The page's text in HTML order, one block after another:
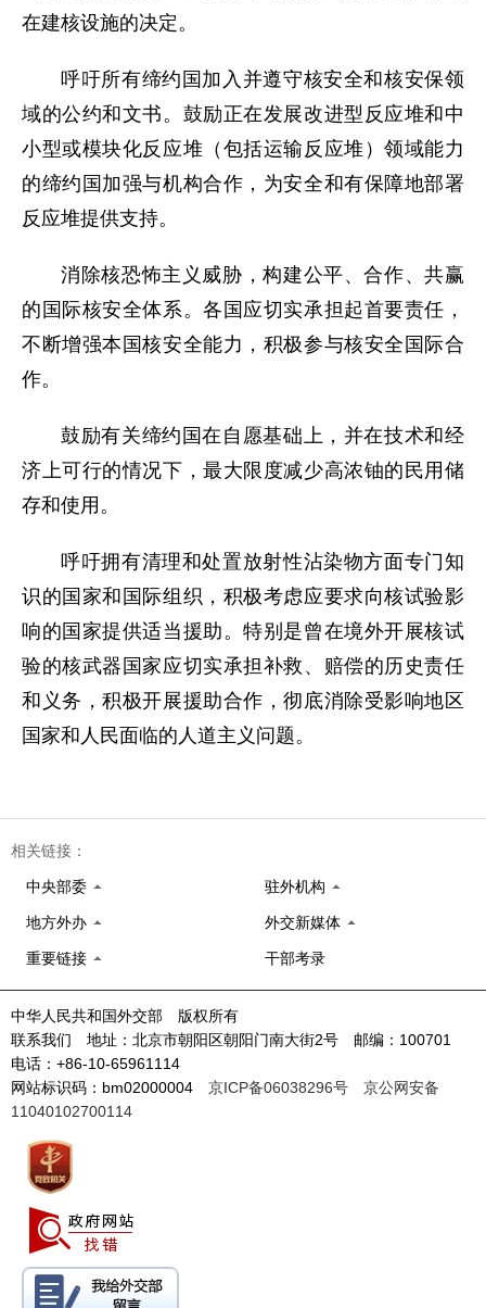
在建核设施的决定。
呼吁所有缔约国加入并遵守核安全和核安保领
域的公约和文书。鼓励正在发展改进型反应堆和中
小型或模块化反应堆（包括运输反应堆）领域能力
的缔约国加强与机构合作，为安全和有保障地部署
反应堆提供支持。
消除核恐怖主义威胁，构建公平、合作、共赢
的国际核安全体系。各国应切实承担起首要责任，
不断增强本国核安全能力，积极参与核安全国际合
作。
鼓励有关缔约国在自愿基础上，并在技术和经
济上可行的情况下，最大限度减少高浓铀的民用储
存和使用。
呼吁拥有清理和处置放射性沾染物方面专门知
识的国家和国际组织，积极考虑应要求向核试验影
响的国家提供适当援助。特别是曾在境外开展核试
验的核武器国家应切实承担补救、赔偿的历史责任
和义务，积极开展援助合作，彻底消除受影响地区
国家和人民面临的人道主义问题。
相关链接：
中央部委 驻外机构
地方外办 外交新媒体
重要链接 干部考录
中华人民共和国外交部 版权所有
联系我们 地址：北京市朝阳区朝阳门南大街2号 邮编：100701
电话：+86-10-65961114
网站标识码：bm02000004 京ICP备06038296号
京公网安备
11040102700114